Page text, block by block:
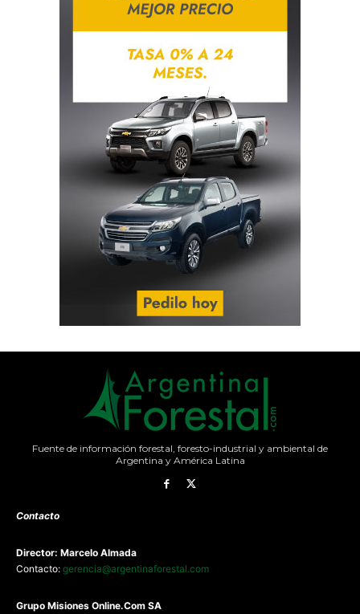
Fuente de información forestal, foresto-industrial y ambiental de
Argentina y América Latina
Contacto
Director: Marcelo Almada
Contacto: gerencia@argentinaforestal.com
Grupo Misiones Online.Com SA